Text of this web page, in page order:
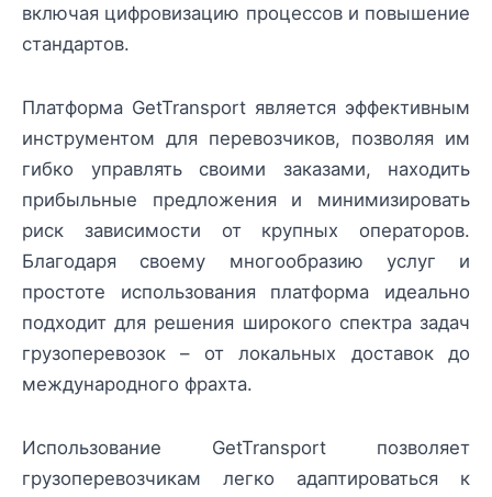
включая цифровизацию процессов и повышение
стандартов.
Платформа GetTransport является эффективным
инструментом для перевозчиков, позволяя им
гибко управлять своими заказами, находить
прибыльные предложения и минимизировать
риск зависимости от крупных операторов.
Благодаря своему многообразию услуг и
простоте использования платформа идеально
подходит для решения широкого спектра задач
грузоперевозок – от локальных доставок до
международного фрахта.
Использование GetTransport позволяет
грузоперевозчикам легко адаптироваться к